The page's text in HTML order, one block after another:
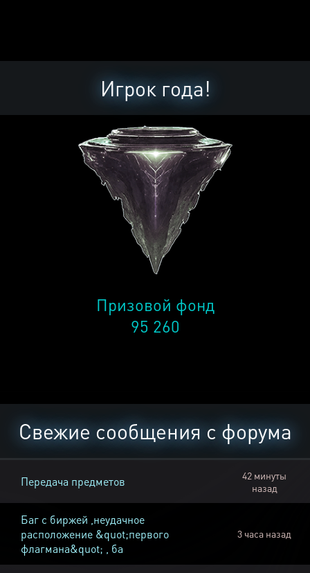
Игрок года!
Призовой фонд
95 260
Свежие сообщения с форума
Передача предметов
42 минуты
назад
Баг с биржей ,неудачное
расположение &quot;первого
флагмана&quot; , ба
3 часа назад